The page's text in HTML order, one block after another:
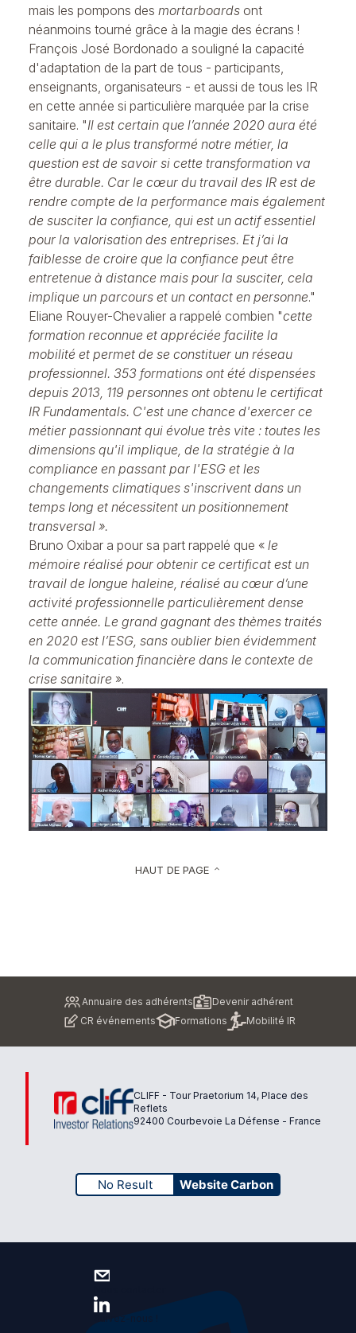
mais les pompons des mortarboards ont
néanmoins tourné grâce à la magie des écrans !
François José Bordonado a souligné la capacité
d'adaptation de la part de tous - participants,
enseignants, organisateurs - et aussi de tous les IR
en cette année si particulière marquée par la crise
sanitaire. "Il est certain que l’année 2020 aura été
celle qui a le plus transformé notre métier, la
question est de savoir si cette transformation va
être durable. Car le cœur du travail des IR est de
rendre compte de la performance mais également
de susciter la confiance, qui est un actif essentiel
pour la valorisation des entreprises. Et j’ai la
faiblesse de croire que la confiance peut être
entretenue à distance mais pour la susciter, cela
implique un parcours et un contact en personne."
Eliane Rouyer-Chevalier a rappelé combien "cette
formation reconnue et appréciée facilite la
mobilité et permet de se constituer un réseau
professionnel. 353 formations ont été dispensées
depuis 2013, 119 personnes ont obtenu le certificat
IR Fundamentals. C'est une chance d'exercer ce
métier passionnant qui évolue très vite : toutes les
dimensions qu'il implique, de la stratégie à la
compliance en passant par l'ESG et les
changements climatiques s'inscrivent dans un
temps long et nécessitent un positionnement
transversal ».
Bruno Oxibar a pour sa part rappelé que « le
mémoire réalisé pour obtenir ce certificat est un
travail de longue haleine, réalisé au cœur d’une
activité professionnelle particulièrement dense
cette année. Le grand gagnant des thèmes traités
en 2020 est l’ESG, sans oublier bien évidemment
la communication financière dans le contexte de
crise sanitaire ».
HAUT DE PAGE keyboard_arrow_up
Annuaire des adhérents
Devenir adhérent
CR événements
Formations Mobilité IR
CLIFF - Tour Praetorium 14, Place des
Reflets
92400 Courbevoie La Défense - France
No Result Website Carbon